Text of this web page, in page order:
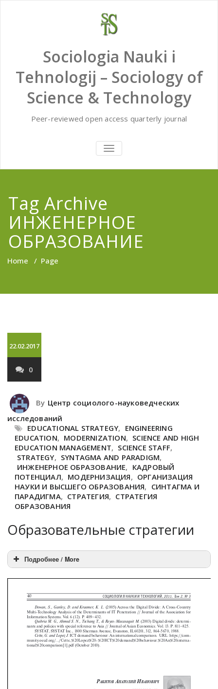
Sociologia Nauki i
Tehnologij – Sociology of
Science & Technology
Peer-reviewed open access quarterly journal
TOGGLE
NAVIGATION
Tag Archive
ИНЖЕНЕРНОЕ
ОБРАЗОВАНИЕ
Home / Page
22.02.2017
0
By Центр социолого-науковедческих
исследований
EDUCATIONAL STRATEGY, ENGINEERING
EDUCATION, MODERNIZATION, SCIENCE AND HIGH
EDUCATION MANAGEMENT, SCIENCE STAFF,
STRATEGY, SYNTAGMA AND PARADIGM,
ИНЖЕНЕРНОЕ ОБРАЗОВАНИЕ, КАДРОВЫЙ
ПОТЕНЦИАЛ, МОДЕРНИЗАЦИЯ, ОРГАНИЗАЦИЯ
НАУКИ И ВЫСШЕГО ОБРАЗОВАНИЯ, СИНТАГМА И
ПАРАДИГМА, СТРАТЕГИЯ, СТРАТЕГИЯ
ОБРАЗОВАНИЯ
Образовательные стратегии
Подробнее / More